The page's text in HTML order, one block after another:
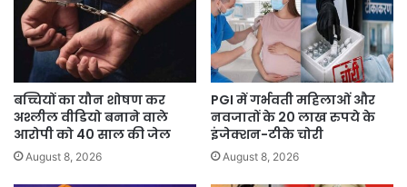
बच्चियों का यौन शोषण कर
अश्लील वीडियो बनाने वाले
आरोपी को 40 साल की जेल
August 8, 2026
PGI में गर्भवती महिलाओं और
नवजातों के 20 लाख रुपये के
इंजेक्शन-टीके चोरी
August 8, 2026